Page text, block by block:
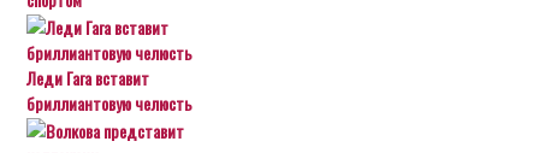
Леди Гага вставит
бриллиантовую челюсть